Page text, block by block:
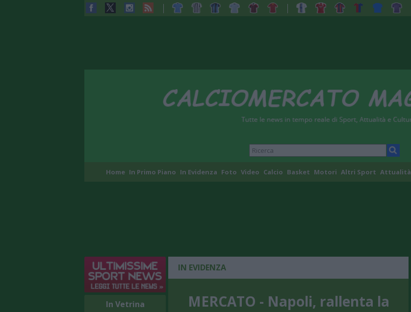
Home In Primo Piano In Evidenza Foto Video Calcio Basket Motori Altri Sport Attualità
In Vetrina
IN EVIDENZA
MERCATO - Napoli, rallenta la